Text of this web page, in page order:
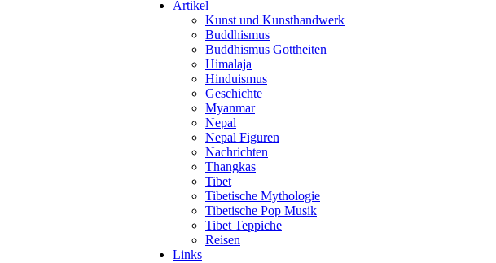
Artikel
Kunst und Kunsthandwerk
Buddhismus
Buddhismus Gottheiten
Himalaja
Hinduismus
Geschichte
Myanmar
Nepal
Nepal Figuren
Nachrichten
Thangkas
Tibet
Tibetische Mythologie
Tibetische Pop Musik
Tibet Teppiche
Reisen
Links